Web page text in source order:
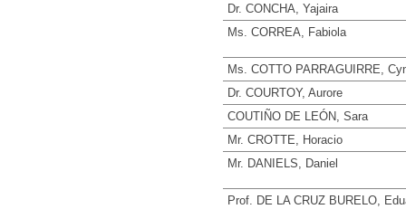
Dr. CONCHA, Yajaira
Ms. CORREA, Fabiola
Ms. COTTO PARRAGUIRRE,
Dr. COURTOY, Aurore
COUTIÑO DE LEÓN, Sara
Mr. CROTTE, Horacio
Mr. DANIELS, Daniel
Prof. DE LA CRUZ BURELO,